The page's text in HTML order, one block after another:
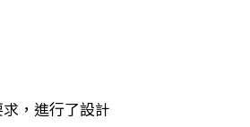
，進行了設計